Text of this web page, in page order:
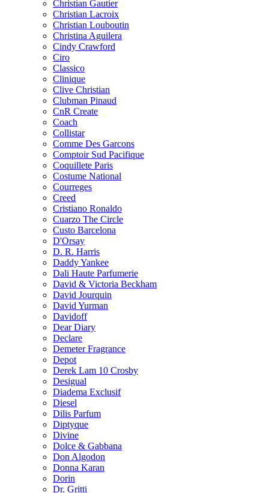
Christian Gautier
Christian Lacroix
Christian Louboutin
Christina Aguilera
Cindy Crawford
Ciro
Classico
Clinique
Clive Christian
Clubman Pinaud
CnR Create
Coach
Collistar
Comme Des Garcons
Comptoir Sud Pacifique
Coquillete Paris
Costume National
Courreges
Creed
Cristiano Ronaldo
Cuarzo The Circle
Custo Barcelona
D'Orsay
D. R. Harris
Daddy Yankee
Dali Haute Parfumerie
David & Victoria Beckham
David Jourquin
David Yurman
Davidoff
Dear Diary
Declare
Demeter Fragrance
Depot
Derek Lam 10 Crosby
Desigual
Diadema Exclusif
Diesel
Dilis Parfum
Diptyque
Divine
Dolce & Gabbana
Don Algodon
Donna Karan
Dorin
Dr. Gritti